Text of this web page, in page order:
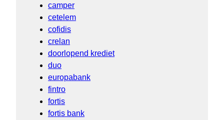
camper
cetelem
cofidis
crelan
doorlopend krediet
duo
europabank
fintro
fortis
fortis bank